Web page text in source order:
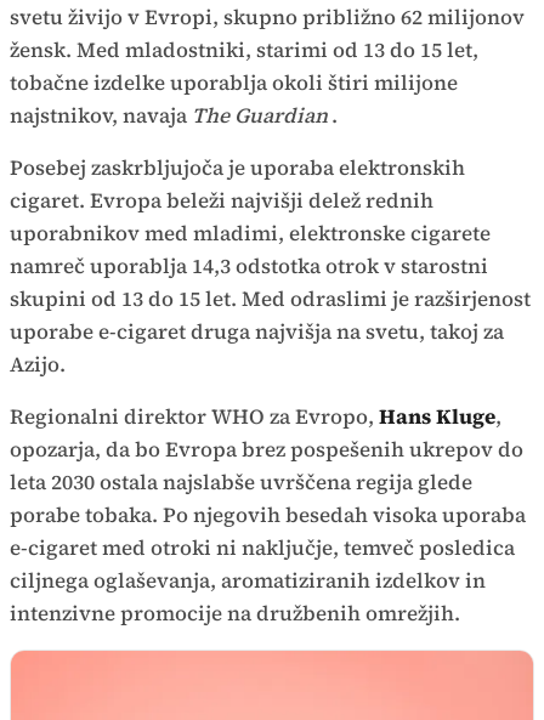
svetu živijo v Evropi, skupno približno 62 milijonov
žensk. Med mladostniki, starimi od 13 do 15 let,
tobačne izdelke uporablja okoli štiri milijone
najstnikov, navaja The Guardian.
Posebej zaskrbljujoča je uporaba elektronskih
cigaret. Evropa beleži najvišji delež rednih
uporabnikov med mladimi, elektronske cigarete
namreč uporablja 14,3 odstotka otrok v starostni
skupini od 13 do 15 let. Med odraslimi je razširjenost
uporabe e-cigaret druga najvišja na svetu, takoj za
Azijo.
Regionalni direktor WHO za Evropo, Hans Kluge,
opozarja, da bo Evropa brez pospešenih ukrepov do
leta 2030 ostala najslabše uvrščena regija glede
porabe tobaka. Po njegovih besedah visoka uporaba
e-cigaret med otroki ni naključje, temveč posledica
ciljnega oglaševanja, aromatiziranih izdelkov in
intenzivne promocije na družbenih omrežjih.